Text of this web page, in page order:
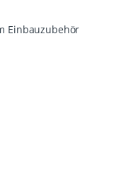
Einbauzubehör